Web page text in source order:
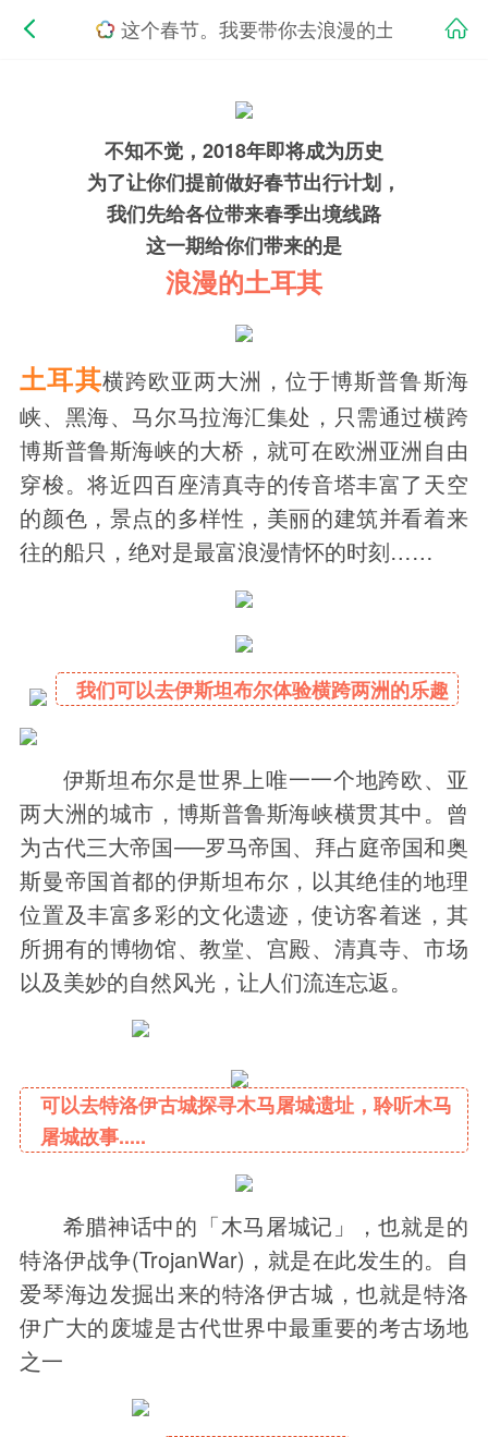
这个春节。我要带你去浪漫的土耳其！！
不知不觉，2018年即将成为历史
为了让你们提前做好春节出行计划，
我们先给各位带来春季出境线路
这一期给你们带来的是
浪漫的土耳其
土耳其横跨欧亚两大洲，位于博斯普鲁斯海
峡、黑海、马尔马拉海汇集处，只需通过横跨
博斯普鲁斯海峡的大桥，就可在欧洲亚洲自由
穿梭。将近四百座清真寺的传音塔丰富了天空
的颜色，景点的多样性，美丽的建筑并看着来
往的船只，绝对是最富浪漫情怀的时刻……
我们可以去伊斯坦布尔体验横跨两洲的乐趣
伊斯坦布尔是世界上唯一一个地跨欧、亚
两大洲的城市，博斯普鲁斯海峡横贯其中。曾
为古代三大帝国──罗马帝国、拜占庭帝国和奥
斯曼帝国首都的伊斯坦布尔，以其绝佳的地理
位置及丰富多彩的文化遗迹，使访客着迷，其
所拥有的博物馆、教堂、宫殿、清真寺、市场
以及美妙的自然风光，让人们流连忘返。
可以去特洛伊古城探寻木马屠城遗址，聆听木马
屠城故事.....
希腊神话中的「木马屠城记」，也就是的
特洛伊战争(TrojanWar)，就是在此发生的。自
爱琴海边发掘出来的特洛伊古城，也就是特洛
伊广大的废墟是古代世界中最重要的考古场地
之一